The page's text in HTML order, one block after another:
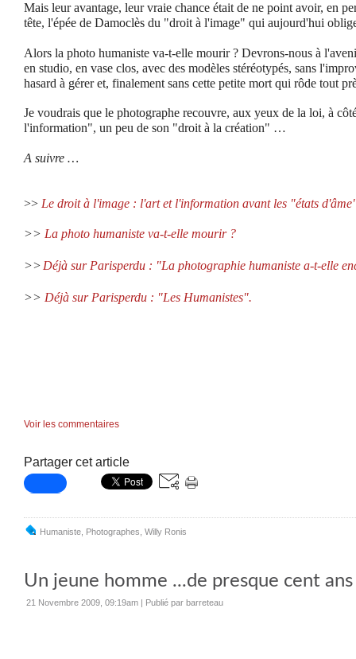
Mais leur avantage, leur vraie chance était de ne point avoir, en
tête, l'épée de Damoclès du "droit à l'image" qui aujourd'hui
Alors la photo humaniste va-t-elle mourir ? Devrons-nous à
en studio, en vase clos, avec des modèles stéréotypés, sans
hasard à gérer et, finalement sans cette petite mort qui rôde tout
Je voudrais que le photographe recouvre, aux yeux de la loi, à
l'information", un peu de son "droit à la création" …
A suivre …
>> Le droit à l'image : l'art et l'information avant les "états
>> La photo humaniste va-t-elle mourir ?
>> Déjà sur Parisperdu : "La photographie humaniste a-t-elle
>> Déjà sur Parisperdu : "Les Humanistes".
Voir les commentaires
Partager cet article
Humaniste Photographes Willy Ronis
Un jeune homme ...de presque cent ans
21 Novembre 2009, 09:19am | Publié par barreteau